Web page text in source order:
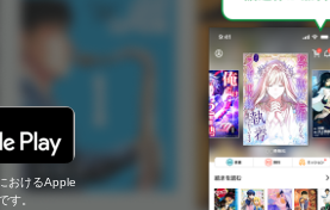
おけるApple
す。